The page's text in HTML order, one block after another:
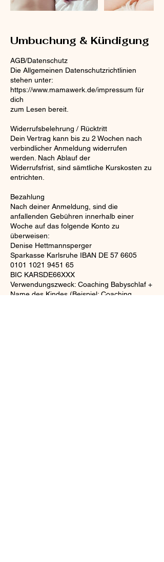
Umbuchung & Kündigung
AGB/Datenschutz
Die Allgemeinen Datenschutzrichtlinien
stehen unter:
https://www.mamawerk.de/impressum für
dich
zum Lesen bereit.
Widerrufsbelehrung / Rücktritt
Dein Vertrag kann bis zu 2 Wochen nach
verbindlicher Anmeldung widerrufen
werden. Nach Ablauf der
Widerrufsfrist, sind sämtliche Kurskosten zu
entrichten.
Bezahlung
Nach deiner Anmeldung, sind die
anfallenden Gebühren innerhalb einer
Woche auf das folgende Konto zu
überweisen:
Denise Hettmannsperger
Sparkasse Karlsruhe IBAN DE 57 6605
0101 1021 9451 65
BIC KARSDE66XXX
Verwendungszweck: Coaching Babyschlaf +
Name des Kindes (Beispiel: Coaching